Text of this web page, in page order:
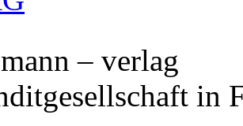
– verlag
in